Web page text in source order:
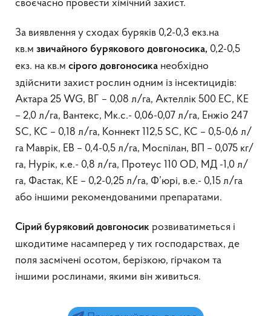
своєчасно провести хімічний захист.
За виявлення у сходах буряків 0,2-0,3 екз.на
кв.м звичайного бурякового довгоносика, 0,2-0,5
екз. на кв.м сірого довгоносика необхідно
здійснити захист рослин одним із інсектицидів:
Актара 25 WG, ВГ – 0,08 л/га, Актеллік 500 ЕС, КЕ
– 2,0 л/га, Вантекс, Мк.с.- 0,06-0,07 л/га, Енжіо 247
SC, КС – 0,18 л/га, Коннект 112,5 SC, КС – 0,5-0,6 л/
га Маврік, ЕВ – 0,4-0,5 л/га, Моспілан, ВП – 0,075 кг/
га, Нурік, к.е.- 0,8 л/га, Протеус 110 ОD, МД -1,0 л/
га, Фастак, КЕ – 0,2-0,25 л/га, Ф’юрі, в.е.- 0,15 л/га
або іншими рекомендованими препаратами.
Сірий буряковий довгоносик розвиватиметься і
шкодитиме насамперед у тих господарствах, де
поля засмічені осотом, берізкою, гірчаком та
іншими рослинами, якими він живиться.